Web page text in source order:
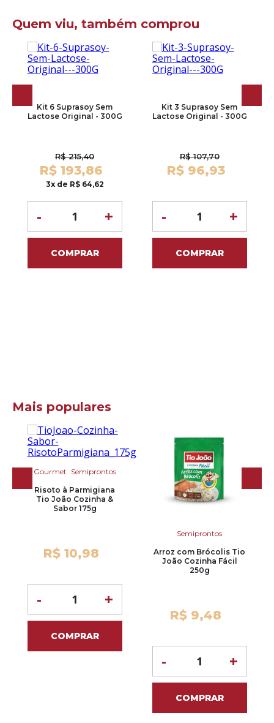
Quem viu, também comprou
Kit 6 Suprasoy Sem
Lactose Original - 300G
R$ 215,40
R$ 193,86
3x de R$ 64,62
+
-
COMPRAR
Kit 3 Suprasoy Sem
Lactose Original - 300G
R$ 107,70
R$ 96,93
+
-
COMPRAR
Mais populares
Gourmet Semiprontos
Risoto à Parmigiana
Tio João Cozinha &
Sabor 175g
R$ 10,98
+
-
COMPRAR
Semiprontos
Arroz com Brócolis Tio
João Cozinha Fácil
250g
R$ 9,48
+
-
COMPRAR